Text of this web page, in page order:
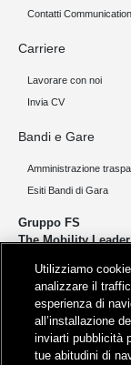
Contatti Communication
Carriere
Lavorare con noi
Invia CV
Bandi e Gare
Amministrazione
Esiti Bandi di Gara
Gruppo FS
The Mobility Leader
Progettiamo e
persone e merci.
del nostro Paese.
Utilizziamo
analizzare il
esperienza di
all’installazione
inviarti pubblicità
tue abitudini di